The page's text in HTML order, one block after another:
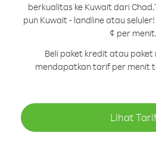
berkualitas ke Kuwait dari Chad.
pun Kuwait - landline atau
¢ per menit.
Beli paket kredit atau paket
mendapatkan tarif per menit
Lihat